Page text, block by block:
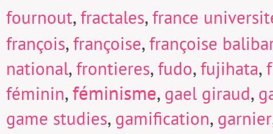
fournout,fractales,france
françois,françoise,françoise
national,frontieres,fudo,fujihata,
féminin,féminisme, gael giraud,
game studies, gamification, garnier